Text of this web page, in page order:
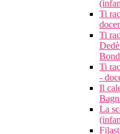
Ti
Ti
Ti
-
Il
La